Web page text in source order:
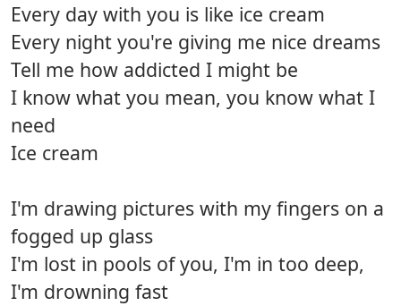
Every day with you is like ice cream
Every night you're giving me nice dreams
Tell me how addicted I might be
I know what you mean, you know what I
need
Ice cream
I'm drawing pictures with my fingers on a
fogged up glass
I'm lost in pools of you, I'm in too deep,
I'm drowning fast